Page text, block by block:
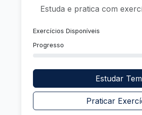
Estuda e pratica com
Exercícios Disponíveis
Progresso
Estudar
Praticar